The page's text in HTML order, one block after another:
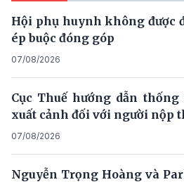
Hội phụ huynh không được
ép buộc đóng góp
07/08/2026
Cục Thuế hướng dẫn
xuất cảnh đối với người nộp
07/08/2026
Nguyễn Trọng Hoàng và